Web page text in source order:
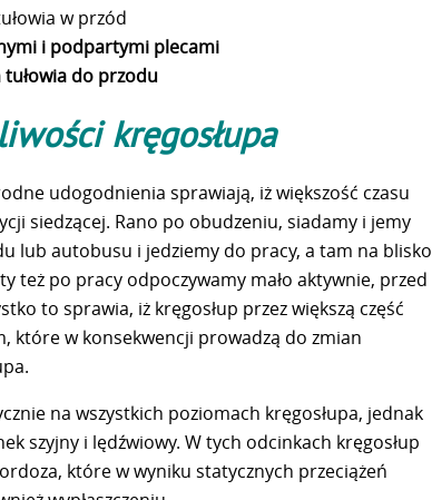
w przód
i podpartymi plecami
tułowia do przodu
kręgosłupa
udogodnienia sprawiają, iż większość czasu
siedzącej. Rano po obudzeniu, siadamy i jemy
lub autobusu i jedziemy do pracy, a tam na blisko
też po pracy odpoczywamy mało aktywnie, przed
to sprawia, iż kręgosłup przez większą część
które w konsekwencji prowadzą do zmian
na wszystkich poziomach kręgosłupa, jednak
szyjny i lędźwiowy. W tych odcinkach kręgosłup
które w wyniku statycznych przeciążeń